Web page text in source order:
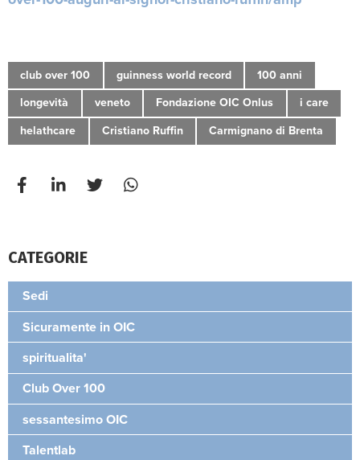
club over 100 guinness world record 100 anni
longevità veneto Fondazione OIC Onlus i care
helathcare Cristiano Ruffin Carmignano di Brenta
CATEGORIE
Sedi
Sicuramente in OIC
spiritualita'
Club Over 100
sessantesimo OIC
Talentlab